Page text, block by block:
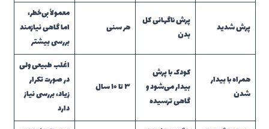
پرش شدید
پرش ناگهانی کل
بدن
هر سنی
معمولاً بی‌خطر،
اما گاهی نیازمند
بررسی بیشتر
همراه با بیدار
شدن
کودک با پرش
بیدار می‌شود و
گاهی ترسیده
۳ تا ۱۰ سال
اغلب طبیعی ولی
در صورت تکرار
زیاد، بررسی نیاز
دارد